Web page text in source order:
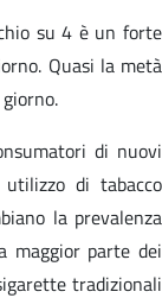
su 4 è un forte
Quasi la metà
di nuovi
utilizzo di tabacco
la prevalenza
maggior parte dei
tradizionali